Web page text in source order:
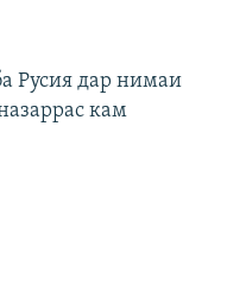
Русия дар нимаи
кам